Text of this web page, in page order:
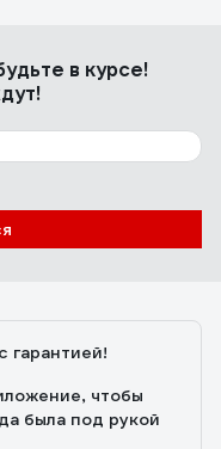
в курсе!
гарантией!
чтобы
была под рукой